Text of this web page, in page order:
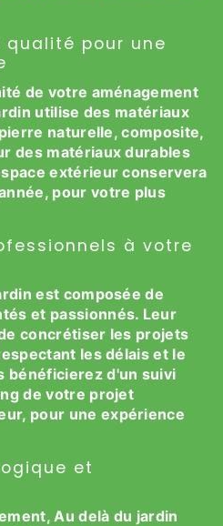
qualité pour une
de votre aménagement
utilise des matériaux
naturelle, composite,
des matériaux durables
extérieur conservera
pour votre plus
à votre
est composée de
et passionnés. Leur
concrétiser les projets
les délais et le
bénéficierez d'un suivi
de votre projet
pour une expérience
et
Au delà du jardin